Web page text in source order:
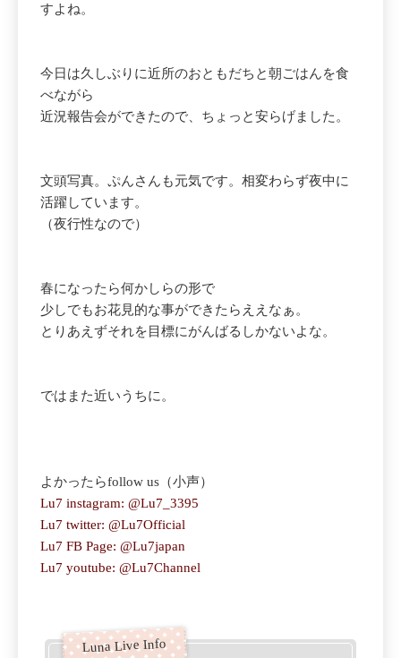
すよね。
今日は久しぶりに近所のおともだちと朝ごはんを食
べながら
近況報告会ができたので、ちょっと安らげました。
文頭写真。ぷんさんも元気です。相変わらず夜中に
活躍しています。
（夜行性なので）
春になったら何かしらの形で
少しでもお花見的な事ができたらええなぁ。
とりあえずそれを目標にがんばるしかないよな。
ではまた近いうちに。
よかったらfollow us（小声）
Lu7 instagram: @Lu7_3395
Lu7 twitter: @Lu7Official
Lu7 FB Page: @Lu7japan
Lu7 youtube: @Lu7Channel